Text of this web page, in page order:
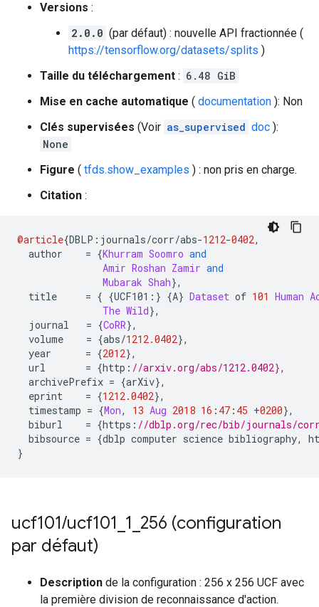
Versions :
2.0.0 (par défaut) : nouvelle API fractionnée (
https://tensorflow.org/datasets/splits )
Taille du téléchargement : 6.48 GiB
Mise en cache automatique ( documentation ): Non
Clés supervisées (Voir as_supervised doc ):
None
Figure ( tfds.show_examples ) : non pris en charge.
Citation :
@article{DBLP : journals/corr/abs-1212-0402,
author = {Khurram Soomro and
Amir Roshan Zamir and
Mubarak Shah},
title = { {UCF101 :} {A} Dataset of 101 Human
The Wild},
journal = {CoRR},
volume = {abs/1212.0402},
year = {2012},
url = {http : //arxiv.org/abs/1212.0402},
archivePrefix = {arXiv},
eprint = {1212.0402},
timestamp = {Mon, 13 Aug 2018 16 : 47 : 45 +0200},
biburl = {https : //dblp.org/rec/bib/journals/
bibsource = {dblp computer science bibliography,
}
ucf101/ucf101 1 256 (configuration
par défaut)
Description de la configuration : 256 x 256 UCF avec
la première division de reconnaissance d'action.